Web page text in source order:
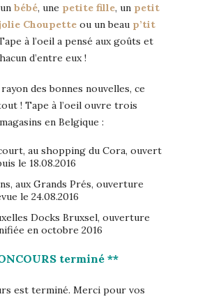
bébé, une petite fille, un petit
Choupette ou un beau p’tit
à l’oeil a pensé aux goûts et
d’entre eux !
des bonnes nouvelles, ce
! Tape à l’oeil ouvre trois
en Belgique :
au shopping du Cora, ouvert
le 18.08.2016
aux Grands Prés, ouverture
le 24.08.2016
Docks Bruxsel, ouverture
en octobre 2016
terminé **
est terminé. Merci pour vos